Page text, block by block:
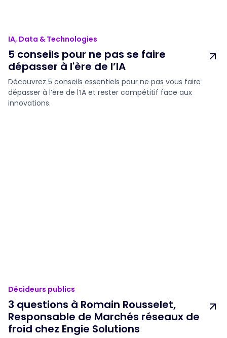
IA, Data & Technologies
5 conseils pour ne pas se faire
dépasser à l'ère de l’IA
Découvrez 5 conseils essentiels pour ne pas vous faire
dépasser à l’ère de l’IA et rester compétitif face aux
innovations.
Décideurs publics
3 questions à Romain Rousselet,
Responsable de Marchés réseaux de
froid chez Engie Solutions